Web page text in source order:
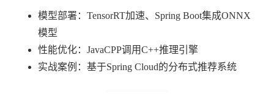
模型部署：TensorRT加速、Spring Boot集成ONNX
模型
性能优化：JavaCPP调用C++推理引擎
实战案例：基于Spring Cloud的分布式推荐系统